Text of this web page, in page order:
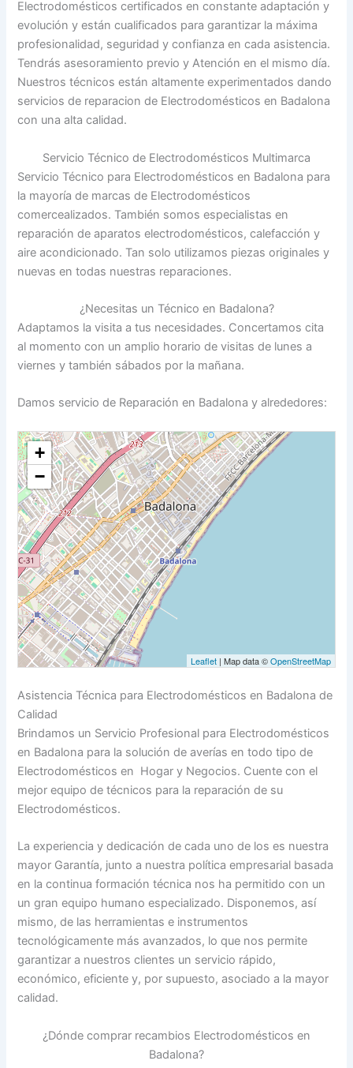
Electrodomésticos certificados en constante adaptación y
evolución y están cualificados para garantizar la máxima
profesionalidad, seguridad y confianza en cada asistencia.
Tendrás asesoramiento previo y Atención en el mismo día.
Nuestros técnicos están altamente experimentados dando
servicios de reparacion de Electrodomésticos en Badalona
con una alta calidad.
Servicio Técnico de Electrodomésticos Multimarca
Servicio Técnico para Electrodomésticos en Badalona para
la mayoría de marcas de Electrodomésticos
comercealizados. También somos especialistas en
reparación de aparatos electrodomésticos, calefacción y
aire acondicionado. Tan solo utilizamos piezas originales y
nuevas en todas nuestras reparaciones.
¿Necesitas un Técnico en Badalona?
Adaptamos la visita a tus necesidades. Concertamos cita
al momento con un amplio horario de visitas de lunes a
viernes y también sábados por la mañana.
Damos servicio de Reparación en Badalona y alrededores:
+
−
Leaflet| Map data ©OpenStreetMap
Asistencia Técnica para Electrodomésticos en Badalona de
Calidad
Brindamos un Servicio Profesional para Electrodomésticos
en Badalona para la solución de averías en todo tipo de
Electrodomésticos en Hogar y Negocios. Cuente con el
mejor equipo de técnicos para la reparación de su
Electrodomésticos.
La experiencia y dedicación de cada uno de los es nuestra
mayor Garantía, junto a nuestra política empresarial basada
en la continua formación técnica nos ha permitido con un
un gran equipo humano especializado. Disponemos, así
mismo, de las herramientas e instrumentos
tecnológicamente más avanzados, lo que nos permite
garantizar a nuestros clientes un servicio rápido,
económico, eficiente y, por supuesto, asociado a la mayor
calidad.
¿Dónde comprar recambios Electrodomésticos en
Badalona?